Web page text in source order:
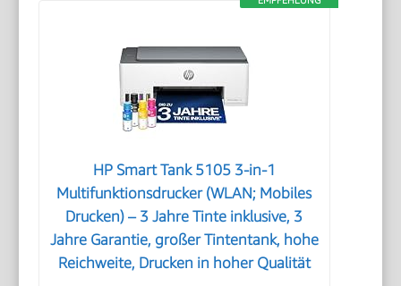
HP Smart Tank 5105 3-in-1
Multifunktionsdrucker (WLAN; Mobiles
Drucken) – 3 Jahre Tinte inklusive, 3
Jahre Garantie, großer Tintentank, hohe
Reichweite, Drucken in hoher Qualität